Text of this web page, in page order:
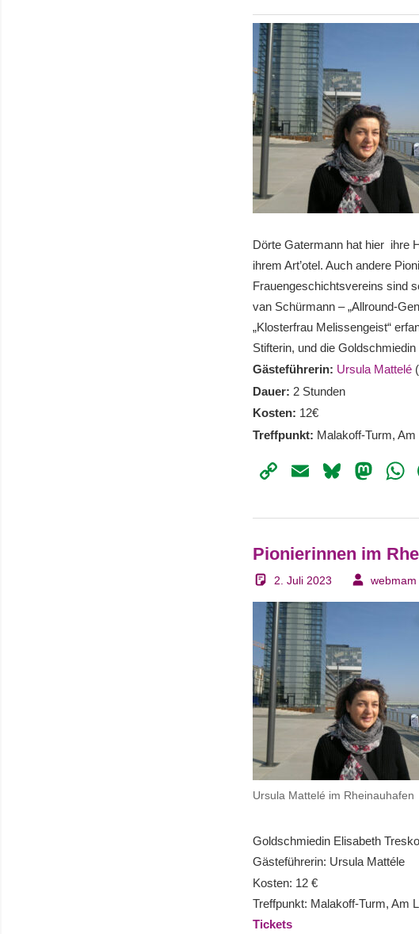
Dörte Gatermann hat hier ihre
ihrem Art’otel. Auch andere
Frauengeschichtsvereins sind
van Schürmann – „Allround-
„Klosterfrau Melissengeist“
Stifterin, und die
Gästeführerin: Ursula Mattelé
Dauer: 2 Stunden
Kosten: 12€
Treffpunkt: Malakoff-Turm,
CopyEmail
Pionierinnen im
2. Juli 2023 webmam
Ursula Mattelé im Rheinauhafen
Goldschmiedin Elisabeth
Gästeführerin: Ursula Mattéle
Kosten: 12 €
Treffpunkt: Malakoff-Turm, Am
Tickets